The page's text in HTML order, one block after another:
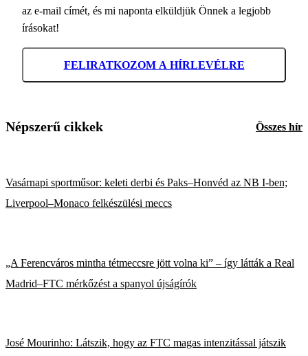
az e-mail címét, és mi naponta elküldjük Önnek a legjobb
írásokat!
FELIRATKOZOM A HÍRLEVÉLRE
Népszerű cikkek Összes hír
Vasárnapi sportműsor: keleti derbi és Paks–Honvéd az NB I-ben;
Liverpool–Monaco felkészülési meccs
„A Ferencváros mintha tétmeccsre jött volna ki” – így látták a Real
Madrid–FTC mérkőzést a spanyol újságírók
José Mourinho: Látszik, hogy az FTC magas intenzitással játszik